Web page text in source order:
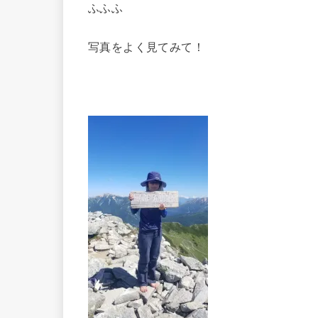
ふふふ
写真をよく見てみて！